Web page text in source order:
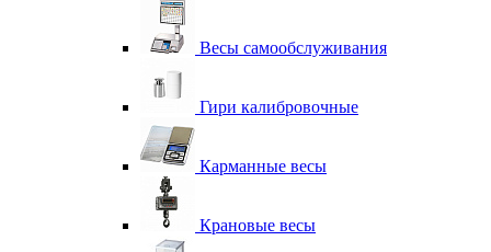
Весы самообслуживания
Гири калибровочные
Карманные весы
Крановые весы